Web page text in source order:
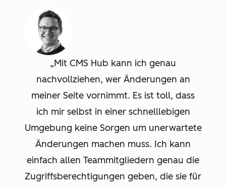
Mit CMS Hub kann ich genau
nachvollziehen, wer Änderungen an
meiner Seite vornimmt. Es ist toll, dass
ich mir selbst in einer schnelllebigen
Umgebung keine Sorgen um unerwartete
Änderungen machen muss. Ich kann
einfach allen Teammitgliedern genau die
Zugriffsberechtigungen geben, die sie für